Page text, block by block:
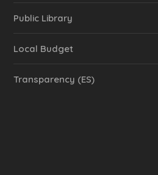
Public Library
Local Budget
Transparency (ES)